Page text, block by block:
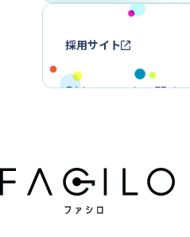
採用サイト
別ウィンドウで開く